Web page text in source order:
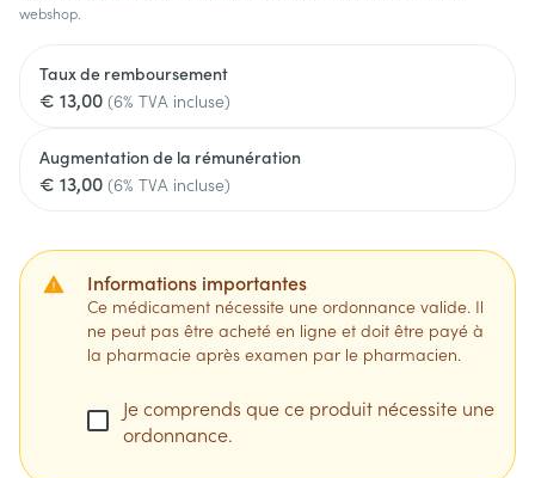
webshop.
Taux de remboursement
€ 13,00 (6% TVA incluse)
Augmentation de la rémunération
€ 13,00 (6% TVA incluse)
Informations importantes
Ce médicament nécessite une ordonnance valide. Il
ne peut pas être acheté en ligne et doit être payé à
la pharmacie après examen par le pharmacien.
Je comprends que ce produit nécessite une
ordonnance.